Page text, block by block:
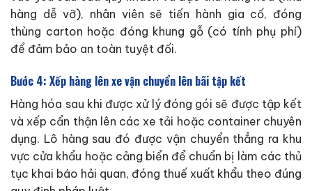
hàng dễ vỡ), nhân viên sẽ tiến hành gia cố, đóng
thùng carton hoặc đóng khung gỗ (có tính phụ phí)
để đảm bảo an toàn tuyệt đối.
Bước 4: Xếp hàng lên xe vận chuyển lên bãi tập kết
Hàng hóa sau khi được xử lý đóng gói sẽ được tập kết
và xếp cẩn thận lên các xe tải hoặc container chuyên
dụng. Lô hàng sau đó được vận chuyển thẳng ra khu
vực cửa khẩu hoặc cảng biển để chuẩn bị làm các thủ
tục khai báo hải quan, đóng thuế xuất khẩu theo đúng